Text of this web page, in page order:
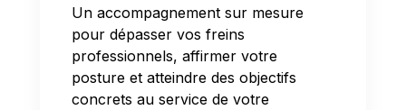
Un accompagnement sur mesure
pour dépasser vos freins
professionnels, affirmer votre
posture et atteindre des objectifs
concrets au service de votre